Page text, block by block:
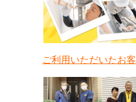
ご利用いただいたお